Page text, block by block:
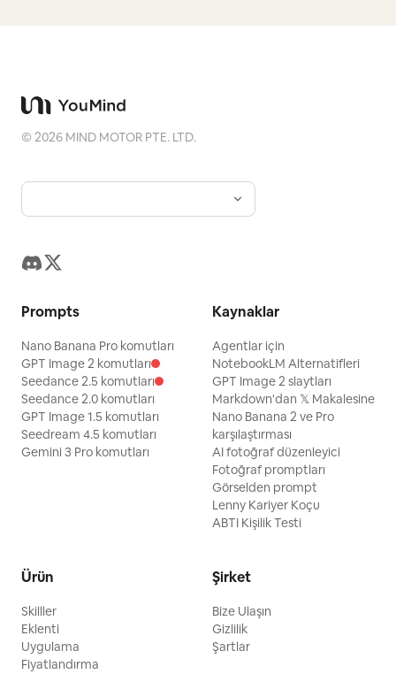
©2026 MIND MOTOR PTE. LTD.
Prompts
Nano Banana Pro komutları
GPT Image 2 komutları
Seedance 2.5 komutları
Seedance 2.0 komutları
GPT Image 1.5 komutları
Seedream 4.5 komutları
Gemini 3 Pro komutları
Kaynaklar
Agentlar için
NotebookLM Alternatifleri
GPT Image 2 slaytları
Markdown'dan 𝕏 Makalesine
Nano Banana 2 ve Pro
karşılaştırması
AI fotoğraf düzenleyici
Fotoğraf promptları
Görselden prompt
Lenny Kariyer Koçu
ABTI Kişilik Testi
Ürün
Skilller
Eklenti
Uygulama
Fiyatlandırma
Şirket
Bize Ulaşın
Gizlilik
Şartlar